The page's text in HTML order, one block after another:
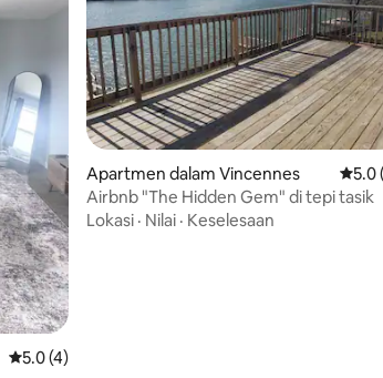
Penarafan purata 5.0 daripada 5, 4 ulasan
5.0 (4)
Apartmen dalam Vincennes
5.0
Airbnb "The Hidden Gem" di tepi tasik
Lokasi · Nilai · Keselesaan